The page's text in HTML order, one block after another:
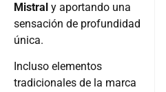
Mistral y aportando una
sensación de profundidad
única.
Incluso elementos
tradicionales de la marca